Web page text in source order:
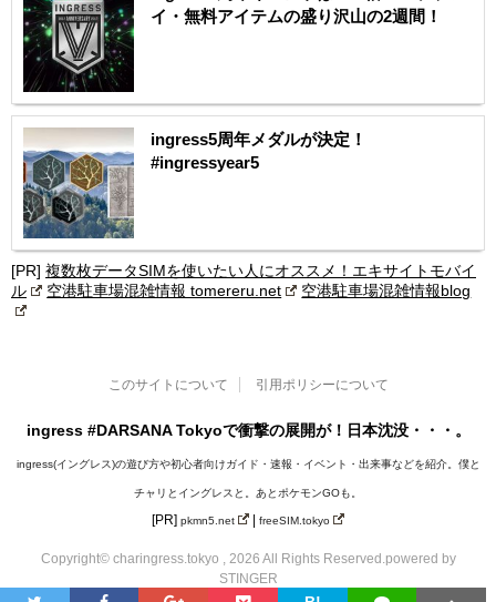
イ・無料アイテムの盛り沢山の2週間！
ingress5周年メダルが決定！
#ingressyear5
[PR] 複数枚データSIMを使いたい人にオススメ！エキサイトモバイ
ル
空港駐車場混雑情報 tomereru.net 空港駐車場混雑情報blog
このサイトについて 引用ポリシーについて
ingress #DARSANA Tokyoで衝撃の展開が！日本沈没・・・。
ingress(イングレス)の遊び方や初心者向けガイド・速報・イベント・出来事などを紹介。僕と
チャリとイングレスと。あとポケモンGOも。
[PR]pkmn5.net | freeSIM.tokyo
Copyright© charingress.tokyo , 2026 All Rights Reserved.powered by
STINGER